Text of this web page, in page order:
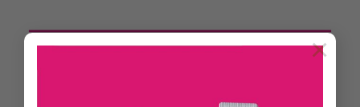
×
DESCRIPCIÓN